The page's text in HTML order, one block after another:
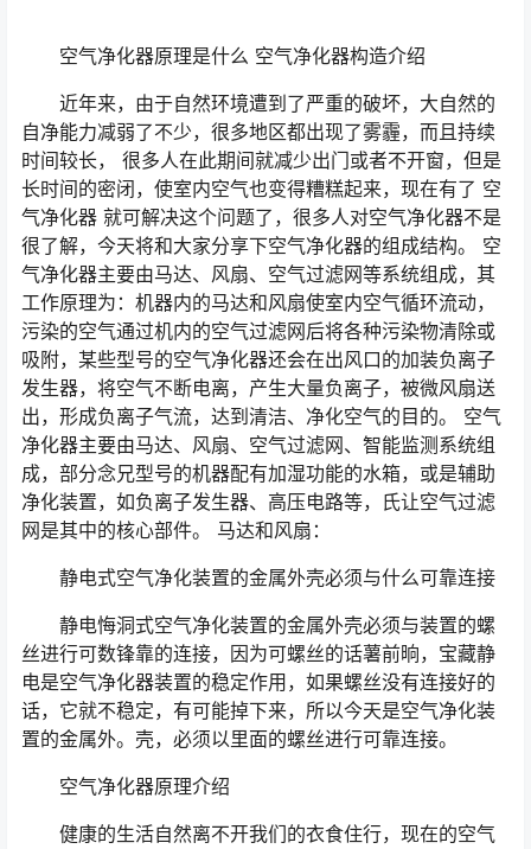
空气净化器原理是什么 空气净化器构造介绍
近年来，由于自然环境遭到了严重的破坏，大自然的
自净能力减弱了不少，很多地区都出现了雾霾，而且持续
时间较长， 很多人在此期间就减少出门或者不开窗，但是
长时间的密闭，使室内空气也变得糟糕起来，现在有了 空
气净化器 就可解决这个问题了，很多人对空气净化器不是
很了解，今天将和大家分享下空气净化器的组成结构。 空
气净化器主要由马达、风扇、空气过滤网等系统组成，其
工作原理为：机器内的马达和风扇使室内空气循环流动，
污染的空气通过机内的空气过滤网后将各种污染物清除或
吸附，某些型号的空气净化器还会在出风口的加装负离子
发生器，将空气不断电离，产生大量负离子，被微风扇送
出，形成负离子气流，达到清洁、净化空气的目的。 空气
净化器主要由马达、风扇、空气过滤网、智能监测系统组
成，部分念兄型号的机器配有加湿功能的水箱，或是辅助
净化装置，如负离子发生器、高压电路等，氏让空气过滤
网是其中的核心部件。 马达和风扇：
静电式空气净化装置的金属外壳必须与什么可靠连接
静电悔洞式空气净化装置的金属外壳必须与装置的螺
丝进行可数锋靠的连接，因为可螺丝的话薯前晌，宝藏静
电是空气净化器装置的稳定作用，如果螺丝没有连接好的
话，它就不稳定，有可能掉下来，所以今天是空气净化装
置的金属外。壳，必须以里面的螺丝进行可靠连接。
空气净化器原理介绍
健康的生活自然离不开我们的衣食住行，现在的空气